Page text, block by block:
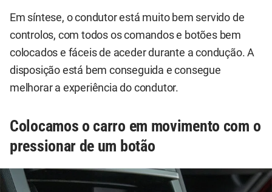
Em síntese, o condutor está muito bem servido de
controlos, com todos os comandos e botões bem
colocados e fáceis de aceder durante a condução. A
disposição está bem conseguida e consegue
melhorar a experiência do condutor.
Colocamos o carro em movimento com o
pressionar de um botão